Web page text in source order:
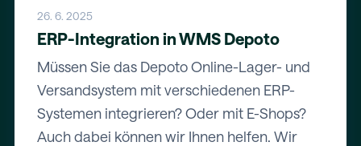
26. 6. 2025
ERP-Integration in WMS Depoto
Müssen Sie das Depoto Online-Lager- und
Versandsystem mit verschiedenen ERP-
Systemen integrieren? Oder mit E-Shops?
Auch dabei können wir Ihnen helfen. Wir